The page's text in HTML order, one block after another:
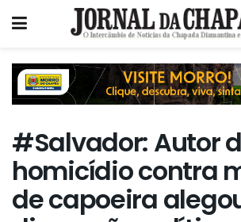
#Salvador: Autor
homicídio contra
de capoeira